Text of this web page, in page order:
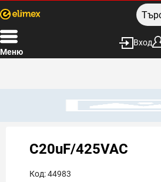
Меню
Вход
C20uF/425VAC
Код:44983